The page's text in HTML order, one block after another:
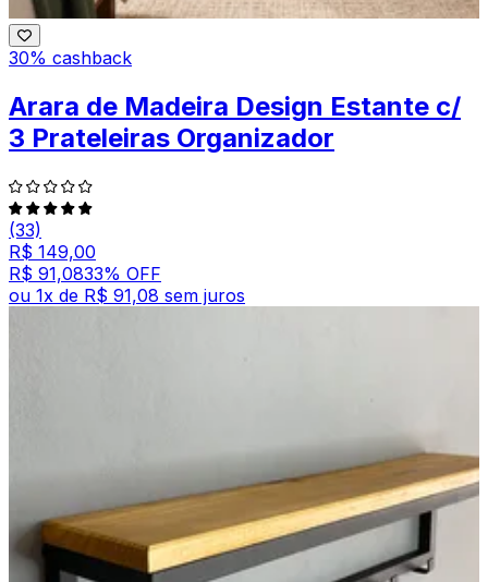
30% cashback
Arara de Madeira Design Estante c/
3 Prateleiras Organizador
(33)
R$ 149,00
R$ 91,0833% OFF
ou 1x de R$ 91,08 sem juros